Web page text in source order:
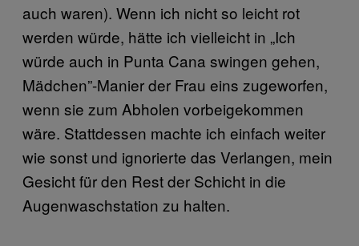
auch waren). Wenn ich nicht so leicht rot
werden würde, hätte ich vielleicht in „Ich
würde auch in Punta Cana swingen gehen,
Mädchen”-Manier der Frau eins zugeworfen,
wenn sie zum Abholen vorbeigekommen
wäre. Stattdessen machte ich einfach weiter
wie sonst und ignorierte das Verlangen, mein
Gesicht für den Rest der Schicht in die
Augenwaschstation zu halten.